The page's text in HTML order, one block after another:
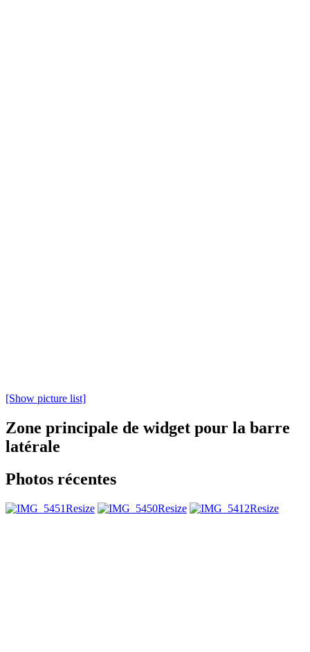
[Show picture list]
Zone principale de widget pour la barre
latérale
Photos récentes